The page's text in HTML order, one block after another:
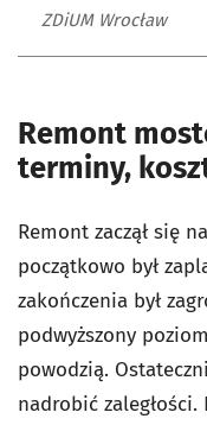
ZDiUM Wrocław
Remont
terminy,
Remont zaczął się
początkowo był
zakończenia był
podwyższony
powodzią.
nadrobić